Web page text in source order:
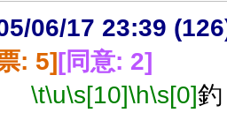
06/17 23:39
: 5][同意: 2]
\t\u\s[10]\h\s[0]